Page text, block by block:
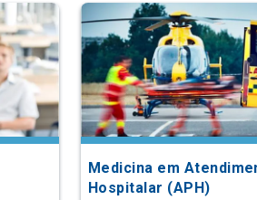
Medicina em
Hospitalar (APH)